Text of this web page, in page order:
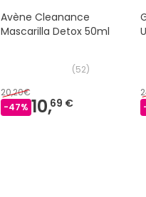
Avène Cleanance
Mascarilla Detox 50ml
(52)
20,20€
-47% 10,69 €